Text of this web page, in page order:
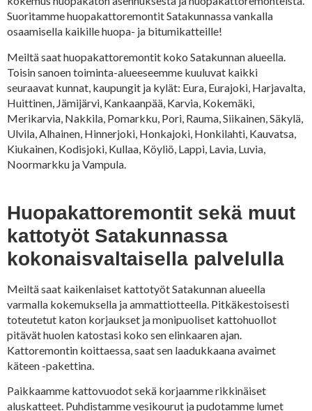
Suoritamme huopakattoremontit Satakunnassa vankalla
osaamisella kaikille huopa- ja bitumikatteille!
Meiltä saat huopakattoremontit koko Satakunnan alueella.
Toisin sanoen toiminta-alueeseemme kuuluvat kaikki
seuraavat kunnat, kaupungit ja kylät: Eura, Eurajoki, Harjavalta,
Huittinen, Jämijärvi, Kankaanpää, Karvia, Kokemäki,
Merikarvia, Nakkila, Pomarkku, Pori, Rauma, Siikainen, Säkylä,
Ulvila, Alhainen, Hinnerjoki, Honkajoki, Honkilahti, Kauvatsa,
Kiukainen, Kodisjoki, Kullaa, Köyliö, Lappi, Lavia, Luvia,
Noormarkku ja Vampula.
Huopakattoremontit sekä muut
kattotyöt Satakunnassa
kokonaisvaltaisella palvelulla
Meiltä saat kaikenlaiset kattotyöt Satakunnan alueella
varmalla kokemuksella ja ammattiotteella. Pitkäkestoisesti
toteutetut katon korjaukset ja monipuoliset kattohuollot
pitävät huolen katostasi koko sen elinkaaren ajan.
Kattoremontin koittaessa, saat sen laadukkaana avaimet
käteen -pakettina.
Paikkaamme kattovuodot sekä korjaamme rikkinäiset
aluskatteet. Puhdistamme vesikourut ja pudotamme lumet